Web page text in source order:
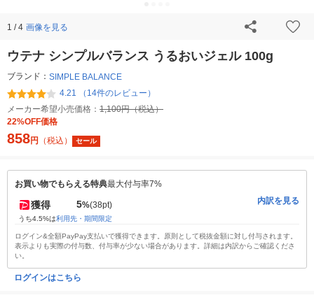
1 / 4 画像を見る
ウテナ シンプルバランス うるおいジェル 100g
ブランド： SIMPLE BALANCE
4.21 （14件のレビュー）
メーカー希望小売価格： 1,100円（税込）
22%OFF価格
858円 （税込） セール
お買い物でもらえる特典最大付与率7%
獲得 5%(38pt)
うち4.5%は利用先・期間限定
内訳を見る
ログイン&全額PayPay支払いで獲得できます。原則として税抜金額に対し付与されます。
表示よりも実際の付与数、付与率が少ない場合があります。詳細は内訳からご確認くださ
い。
ログインはこちら